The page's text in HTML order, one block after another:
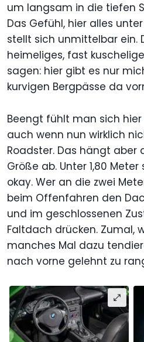
um langsam in die tiefen
Das Gefühl, hier alles
stellt sich unmittelbar ein.
heimeliges, fast
sagen: hier gibt es nur
kurvigen Bergpässe da
Beengt fühlt man sich
auch wenn nun wirklich
Roadster. Das hängt aber
Größe ab. Unter 1,80
okay. Wer an die zwei
beim Offenfahren den
und im geschlossenen
Faltdach drücken. Zumal,
manches Mal dazu
nach vorne gelehnt zu